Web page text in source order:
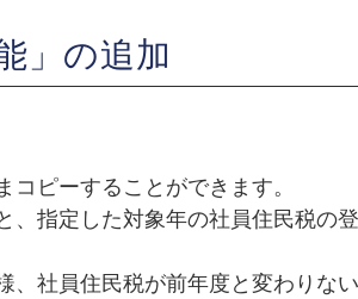
」の追加
ピーすることができます。
指定した対象年の社員住民税の
社員住民税が前年度と変わりな